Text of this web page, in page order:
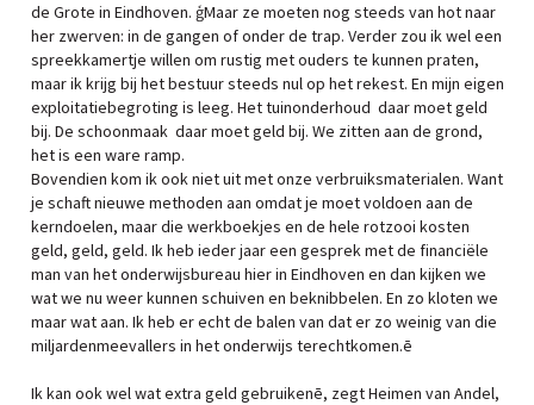
de Grote in Eindhoven. ģMaar ze moeten nog steeds van hot naar
her zwerven: in de gangen of onder de trap. Verder zou ik wel een
spreekkamertje willen om rustig met ouders te kunnen praten,
maar ik krijg bij het bestuur steeds nul op het rekest. En mijn eigen
exploitatiebegroting is leeg. Het tuinonderhoud ­ daar moet geld
bij. De schoonmaak ­ daar moet geld bij. We zitten aan de grond,
het is een ware ramp.
Bovendien kom ik ook niet uit met onze verbruiksmaterialen. Want
je schaft nieuwe methoden aan omdat je moet voldoen aan de
kerndoelen, maar die werkboekjes en de hele rotzooi kosten
geld, geld, geld. Ik heb ieder jaar een gesprek met de financiële
man van het onderwijsbureau hier in Eindhoven en dan kijken we
wat we nu weer kunnen schuiven en beknibbelen. En zo kloten we
maar wat aan. Ik heb er echt de balen van dat er zo weinig van die
miljardenmeevallers in het onderwijs terechtkomen.ē
Ik kan ook wel wat extra geld gebruikenē, zegt Heimen van Andel,